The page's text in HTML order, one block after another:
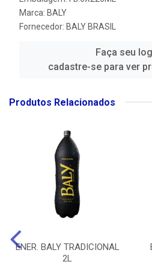
Marca: BALY
Fornecedor: BALY BRASIL
Faça seu
cadastre-se para ver
Produtos Relacionados
ENER. BALY TRADICIONAL
2L